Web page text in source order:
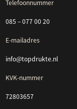
Telefoonnummer
085 – 077 00 20
E-mailadres
info@topdrukte.nl
KVK-nummer
72803657